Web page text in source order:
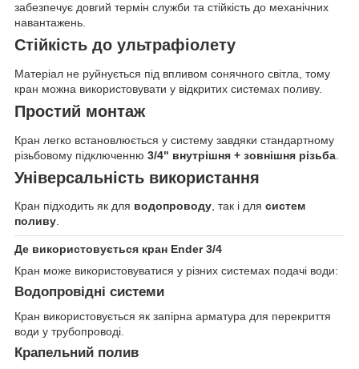
забезпечує довгий термін служби та стійкість до механічних
навантажень.
Стійкість до ультрафіолету
Матеріал не руйнується під впливом сонячного світла, тому
кран можна використовувати у відкритих системах поливу.
Простий монтаж
Кран легко встановлюється у систему завдяки стандартному
різьбовому підключенню 3/4" внутрішня + зовнішня різьба
Універсальність використання
Кран підходить як для водопроводу, так і для систем
поливу.
Де використовується кран Ender 3/4
Кран може використовуватися у різних системах подачі води:
Водопровідні системи
Кран використовується як запірна арматура для перекриття
води у трубопроводі.
Крапельний полив